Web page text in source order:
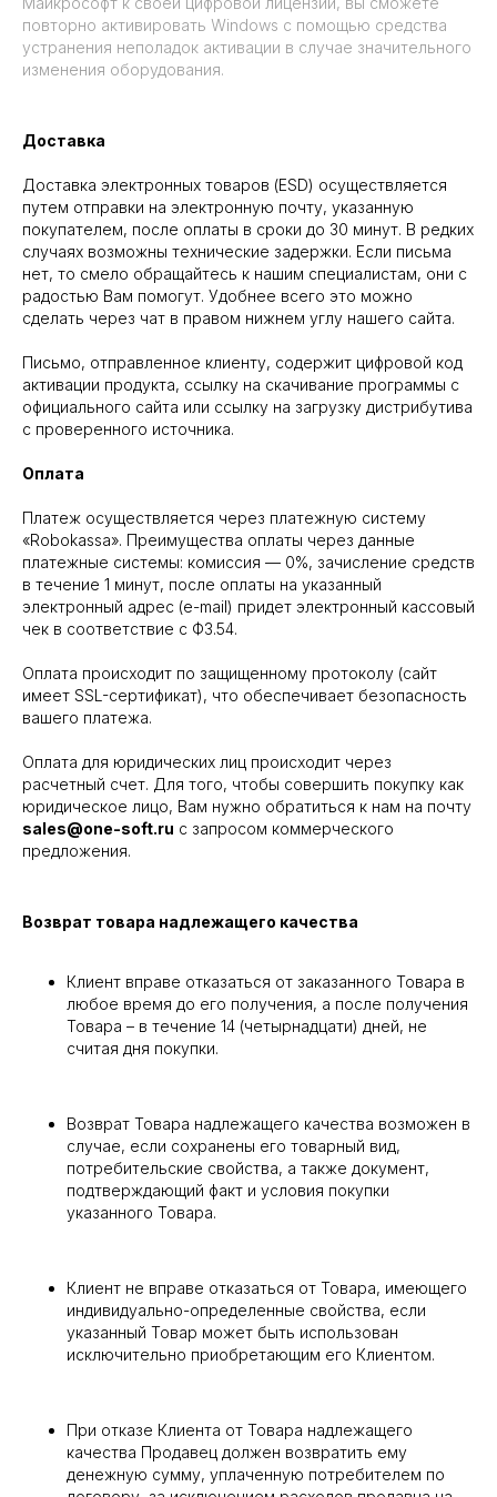
повторно активировать Windows с помощью средства
устранения неполадок активации в случае значительного
изменения оборудования.
Доставка
Доставка электронных товаров (ESD) осуществляется
путем отправки на электронную почту, указанную
покупателем, после оплаты в сроки до 30 минут. В редких
случаях возможны технические задержки. Если письма
нет, то смело обращайтесь к нашим специалистам, они с
радостью Вам помогут. Удобнее всего это можно
сделать через чат в правом нижнем углу нашего сайта.
Письмо, отправленное клиенту, содержит цифровой код
активации продукта, ссылку на скачивание программы с
официального сайта или ссылку на загрузку дистрибутива
с проверенного источника.
Оплата
Платеж осуществляется через платежную систему
«Robokassa». Преимущества оплаты через данные
платежные системы: комиссия — 0%, зачисление средств
в течение 1 минут, после оплаты на указанный
электронный адрес (e-mail) придет электронный кассовый
чек в соответствие с ФЗ.54.
Оплата происходит по защищенному протоколу (сайт
имеет SSL-сертификат), что обеспечивает безопасность
вашего платежа.
Оплата для юридических лиц происходит через
расчетный счет. Для того, чтобы совершить покупку как
юридическое лицо, Вам нужно обратиться к нам на почту
sales@one-soft.ru с запросом коммерческого
предложения.
Возврат товара надлежащего качества
Клиент вправе отказаться от заказанного Товара в
любое время до его получения, а после получения
Товара – в течение 14 (четырнадцати) дней, не
считая дня покупки.
Возврат Товара надлежащего качества возможен в
случае, если сохранены его товарный вид,
потребительские свойства, а также документ,
подтверждающий факт и условия покупки
указанного Товара.
Клиент не вправе отказаться от Товара, имеющего
индивидуально-определенные свойства, если
указанный Товар может быть использован
исключительно приобретающим его Клиентом.
При отказе Клиента от Товара надлежащего
качества Продавец должен возвратить ему
денежную сумму, уплаченную потребителем по